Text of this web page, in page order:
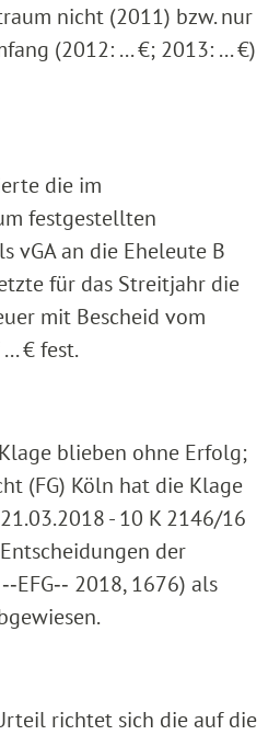
nicht (2011) bzw. nur
(2012: ... €; 2013: ... €)
die im
festgestellten
vGA an die Eheleute B
für das Streitjahr die
mit Bescheid vom
€ fest.
blieben ohne Erfolg;
(FG) Köln hat die Klage
- 10 K 2146/16
der
2018, 1676) als
richtet sich die auf die